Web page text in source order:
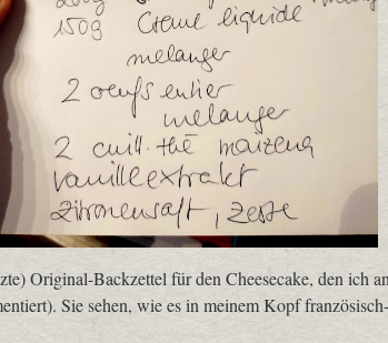
Original-Backzettel für den Cheesecake, den ich
Sie sehen, wie es in meinem Kopf